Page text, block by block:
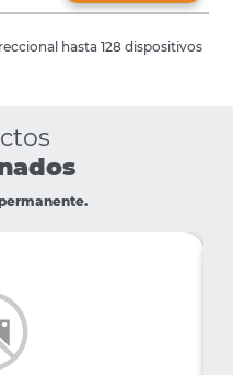
hasta 128 dispositivos